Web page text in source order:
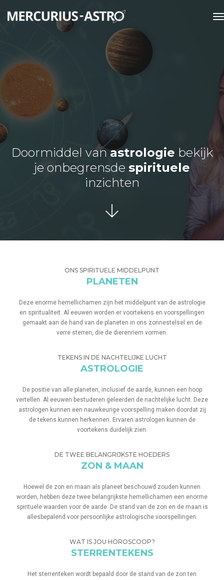
Doormiddel vanastrologie bekijk
je onbegrensde spirituele
inzichten
ONS SPIRITUELE MIDDELPUNT
PLANETEN
Deze enorme hemellichamen zijn het middelpunt van de astrologie
en spiritualiteit. Al eeuwen worden er voortekens en voorspellingen
gemaakt aan de hand van de planeten in ons zonnestelsel en de
verre sterren, die de dierenriem vormen.
TEKENS IN DE NACHTELIJKE LUCHT
ASTROLOGIE
De positie van alle planeten, inclusief de aarde, kunnen een hoop
vertellen. Al eeuwen bestuderen geleerden de nachtelijke lucht. Deze
astrologen kunnen een nauwkeurige voorspelling maken doordat zij
de tekens kunnen herkennen. Ervaren astrologen kunnen de
voortekens duidelijk zien.
DE TWEE BELANGRIJKSTE HOEDERS
ZON & MAAN
Hoewel de zon en maan als planeet beschouwd zouden kunnen
worden, hebben deze twee belangrijkste hemellichamen een enorme
spirituele waarden voor de aarde. De stand van de zon en de maan is
allesbepalend voor persoonlijke astrologische voorspellingen.
WAT IS JOU HOROSCOOP?
STERRENTEKENS
Het sterrenteken wordt bepaald door de stand van de zon ten